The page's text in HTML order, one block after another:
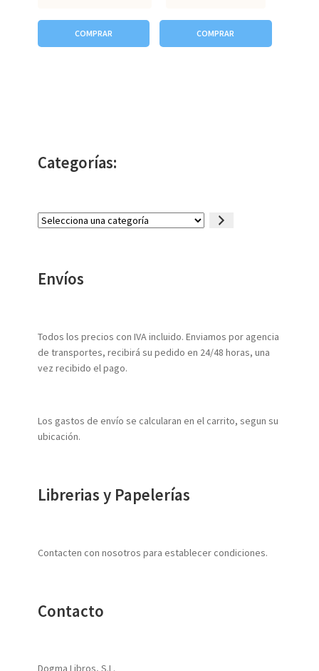
COMPRAR COMPRAR
Categorías:
Selecciona
Envíos
Todos los precios con IVA incluido. Enviamos por agencia
de transportes, recibirá su pedido en 24/48 horas, una
vez recibido el pago.
Los gastos de envío se calcularan en el carrito, segun su
ubicación.
Librerias y Papelerías
Contacten con nosotros para establecer condiciones.
Contacto